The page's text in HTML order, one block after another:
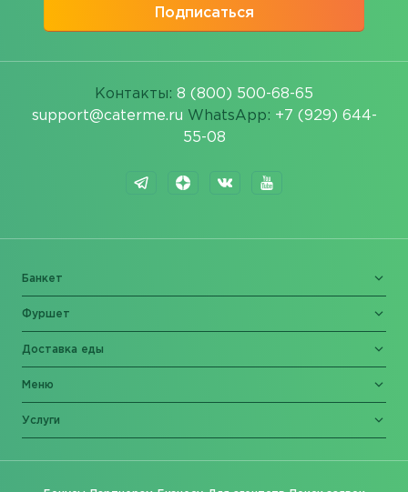
Подписаться
Контакты: 8 (800) 500-68-65
support@caterme.ru WhatsApp: +7 (929) 644-
55-08
Банкет
Фуршет
Доставка еды
Меню
Услуги